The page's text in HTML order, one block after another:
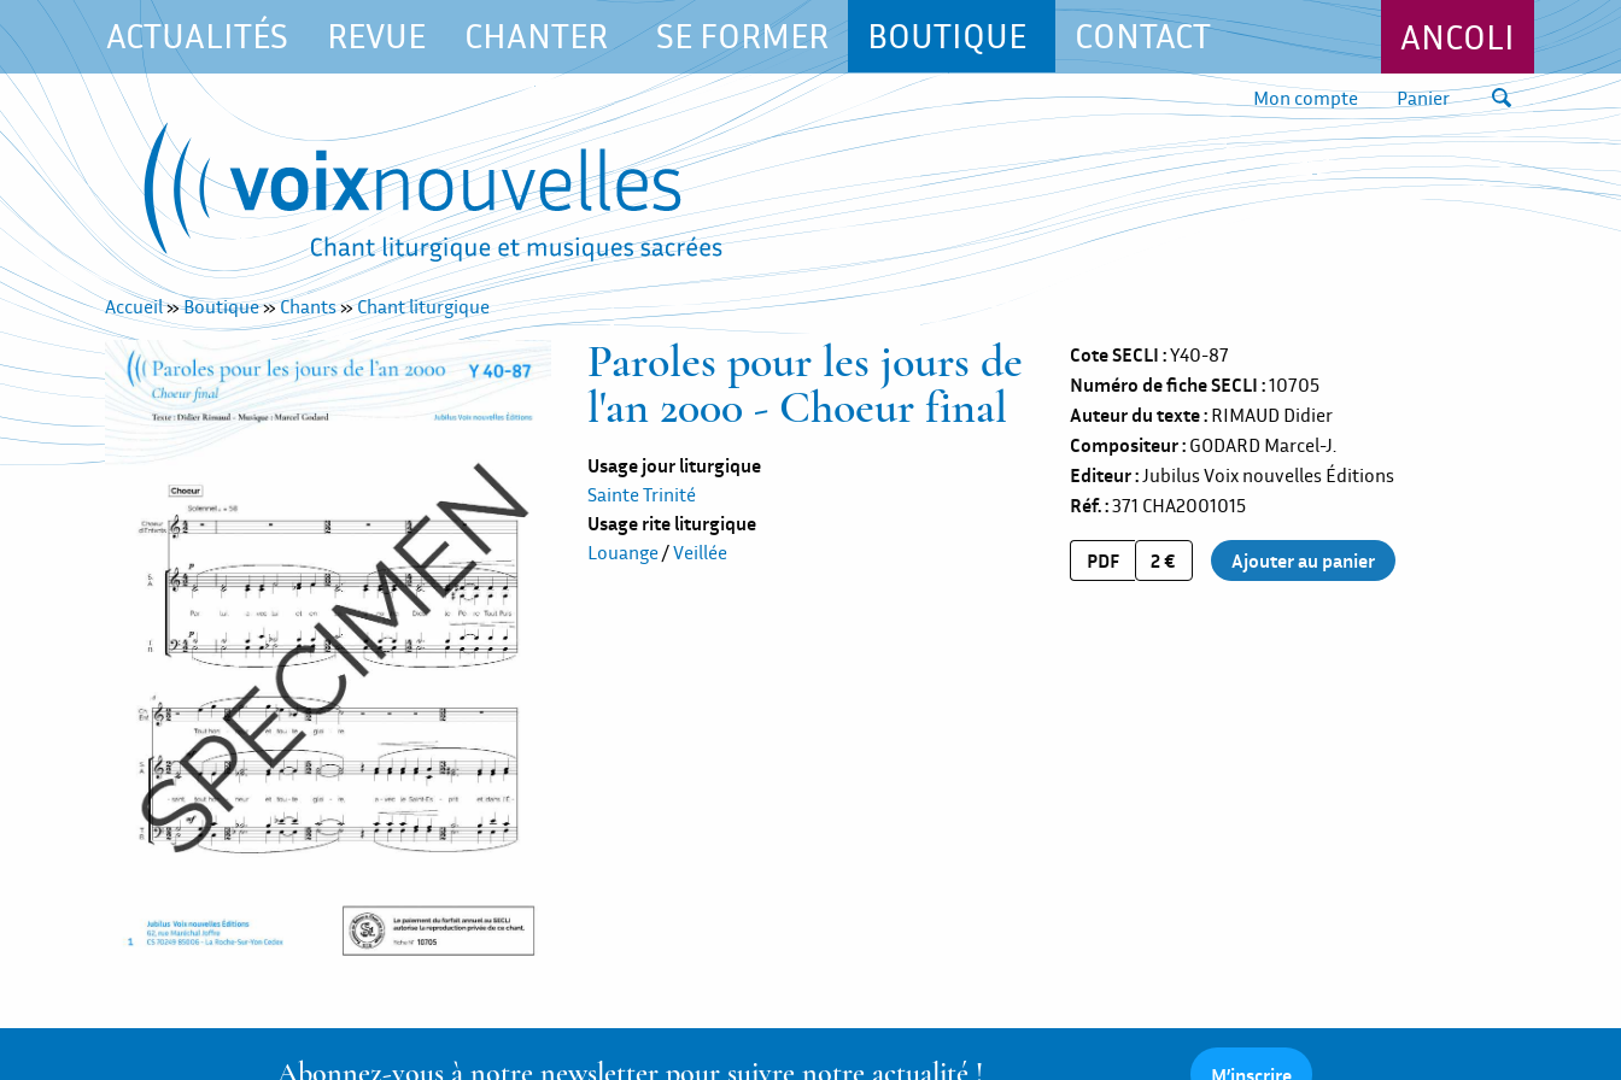
ACTUALITÉS REVUE CHANTER SE FORMER BOUTIQUE CONTACT ANCOLI
Mon compte Panier
Accueil»Boutique»Chants»Chant liturgique
Paroles pour les jours de
l'an 2000 - Choeur final
Usage jour liturgique
Sainte Trinité
Usage rite liturgique
Louange/Veillée
Cote SECLI Y40-87
Numéro de fiche SECLI 10705
Auteur du texte RIMAUD Didier
Compositeur GODARD Marcel-J.
Editeur Jubilus Voix nouvelles Éditions
Réf. 371 CHA2001015
PDF 2 €
Abonnez-vous à notre newsletter pour suivre notre actualité ! M’inscrire